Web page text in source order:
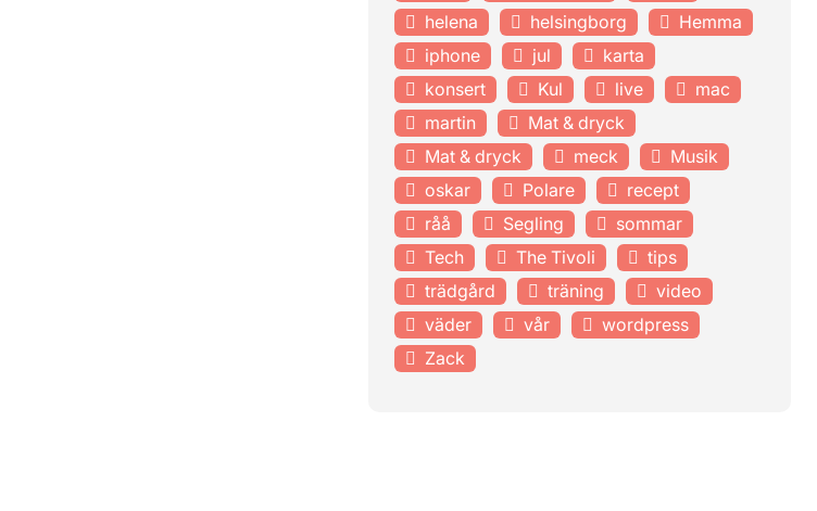
helena
helsingborg
Hemma
iphone
jul
karta
konsert
Kul live
mac
martin
Mat & dryck
Mat & dryck
meck
Musik
oskar
Polare
recept
råå
Segling
sommar
Tech
The Tivoli
tips
trädgård
träning
video
väder
vår
wordpress
Zack